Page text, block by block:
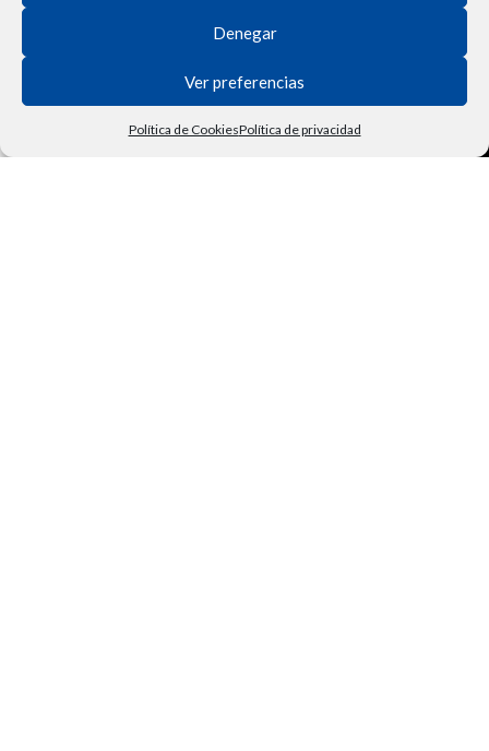
Denegar
Ver preferencias
Política de CookiesPolítica de privacidad
Términos y Condiciones
Derecho de Desisitimiento
Política de Privacidad
CarritoMi cuentaVehículo